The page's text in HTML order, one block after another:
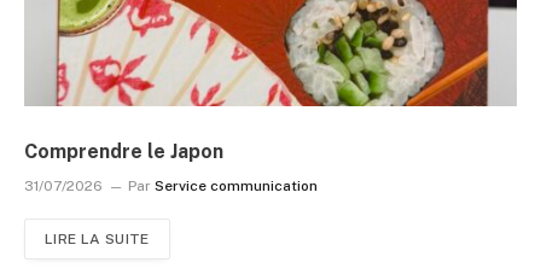
Comprendre le Japon
31/07/2026 Par Service communication
LIRE LA SUITE